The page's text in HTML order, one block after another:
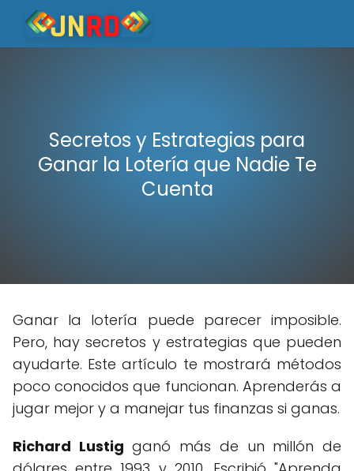
Secretos y Estrategias para
Ganar la Lotería que Nadie Te
Cuenta
Ganar la lotería puede parecer imposible.
Pero, hay secretos y estrategias que pueden
ayudarte. Este artículo te mostrará métodos
poco conocidos que funcionan. Aprenderás a
jugar mejor y a manejar tus finanzas si ganas.
Richard Lustig ganó más de un millón de